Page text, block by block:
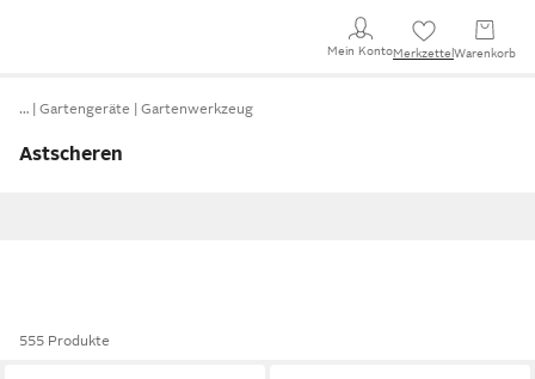
Mein KontoMerkzettel Warenkorb
… Gartengeräte Gartenwerkzeug
Astscheren
555 Produkte